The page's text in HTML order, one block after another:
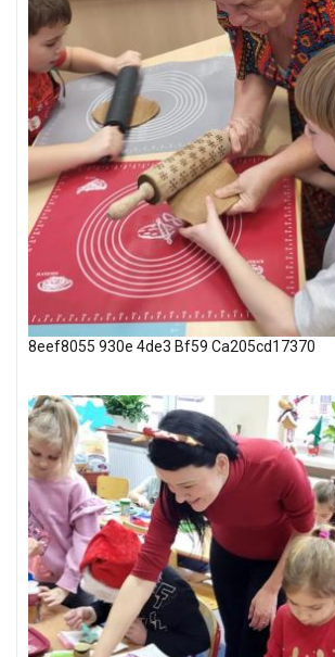
8eef8055 930e 4de3 Bf59 Ca205cd17370